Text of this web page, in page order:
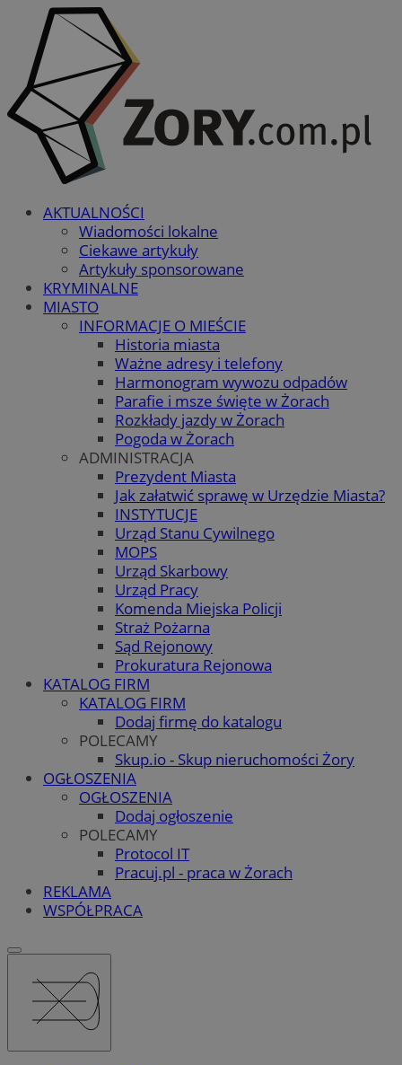
AKTUALNOŚCI
Wiadomości lokalne
Ciekawe artykuły
Artykuły sponsorowane
KRYMINALNE
MIASTO
INFORMACJE O MIEŚCIE
Historia miasta
Ważne adresy i telefony
Harmonogram wywozu odpadów
Parafie i msze święte w Żorach
Rozkłady jazdy w Żorach
Pogoda w Żorach
ADMINISTRACJA
Prezydent Miasta
Jak załatwić sprawę w Urzędzie Miasta?
INSTYTUCJE
Urząd Stanu Cywilnego
MOPS
Urząd Skarbowy
Urząd Pracy
Komenda Miejska Policji
Straż Pożarna
Sąd Rejonowy
Prokuratura Rejonowa
KATALOG FIRM
KATALOG FIRM
Dodaj firmę do katalogu
POLECAMY
Skup.io - Skup nieruchomości Żory
OGŁOSZENIA
OGŁOSZENIA
Dodaj ogłoszenie
POLECAMY
Protocol IT
Pracuj.pl - praca w Żorach
REKLAMA
WSPÓŁPRACA